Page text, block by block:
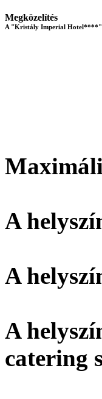
Megközelítés
A "Kristály Imperial Hotel****"
A
A
A
catering